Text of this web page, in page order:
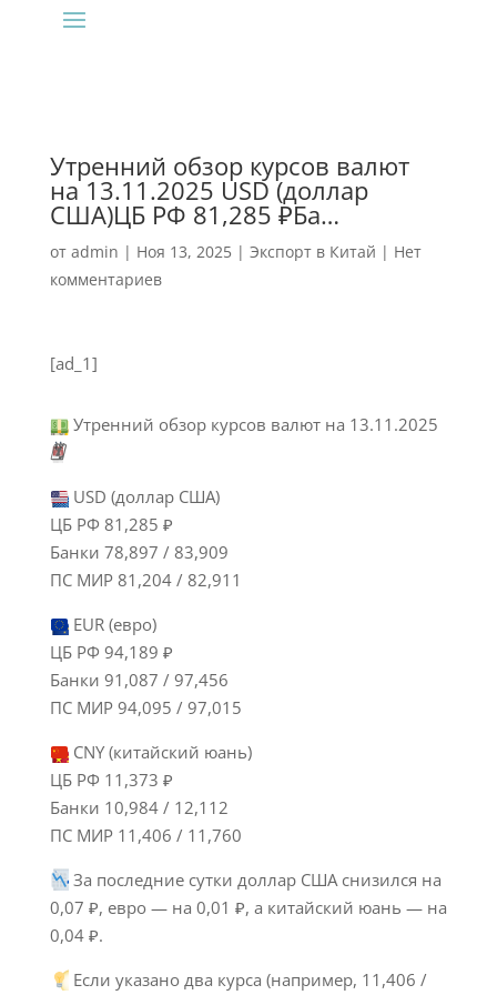
Утренний обзор курсов валют
на 13.11.2025 USD (доллар
США)ЦБ РФ 81,285 ₽Ба…
от admin | Ноя 13, 2025| Экспорт в Китай | Нет
комментариев
[ad_1]
Утренний обзор курсов валют на 13.11.2025
🗓
USD (доллар США)
ЦБ РФ 81,285 ₽
Банки 78,897 / 83,909
ПС МИР 81,204 / 82,911
EUR (евро)
ЦБ РФ 94,189 ₽
Банки 91,087 / 97,456
ПС МИР 94,095 / 97,015
CNY (китайский юань)
ЦБ РФ 11,373 ₽
Банки 10,984 / 12,112
ПС МИР 11,406 / 11,760
За последние сутки доллар США снизился на
0,07 ₽, евро — на 0,01 ₽, а китайский юань — на
0,04 ₽.
Если указано два курса (например, 11,406 /